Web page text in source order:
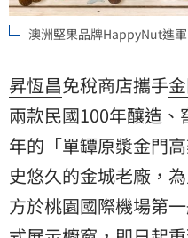
澳洲堅果品牌HappyNut進軍
昇恆昌免稅商店攜手
兩款民國100年釀造
年的「單罈原漿金門
史悠久的金城老廠，
方於桃園國際機場第